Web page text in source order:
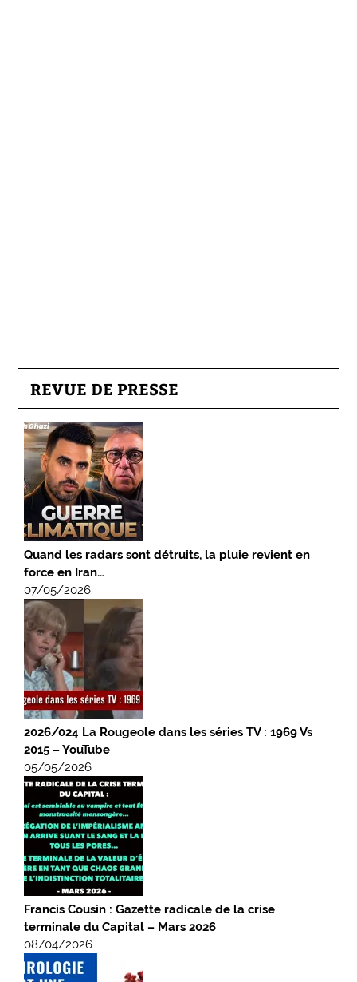
REVUE DE PRESSE
Quand les radars sont détruits, la pluie revient en
force en Iran…
07/05/2026
2026/024 La Rougeole dans les séries TV : 1969 Vs
2015 – YouTube
05/05/2026
Francis Cousin : Gazette radicale de la crise
terminale du Capital – Mars 2026
08/04/2026